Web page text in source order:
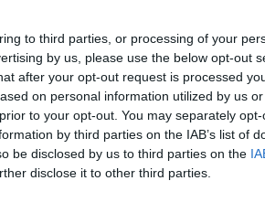
to third parties, or processing of your
by us, please use the below opt-out
after your opt-out request is processed
on personal information utilized by us
to your opt-out. You may separately
by third parties on the IAB’s list of
be disclosed by us to third parties on the
disclose it to other third parties.
Ecco, proprio
a comprenderlo
una discreta
provengono le
Ah, sì, certo,
non vale
mai dovrei leggere
la mia posizione?